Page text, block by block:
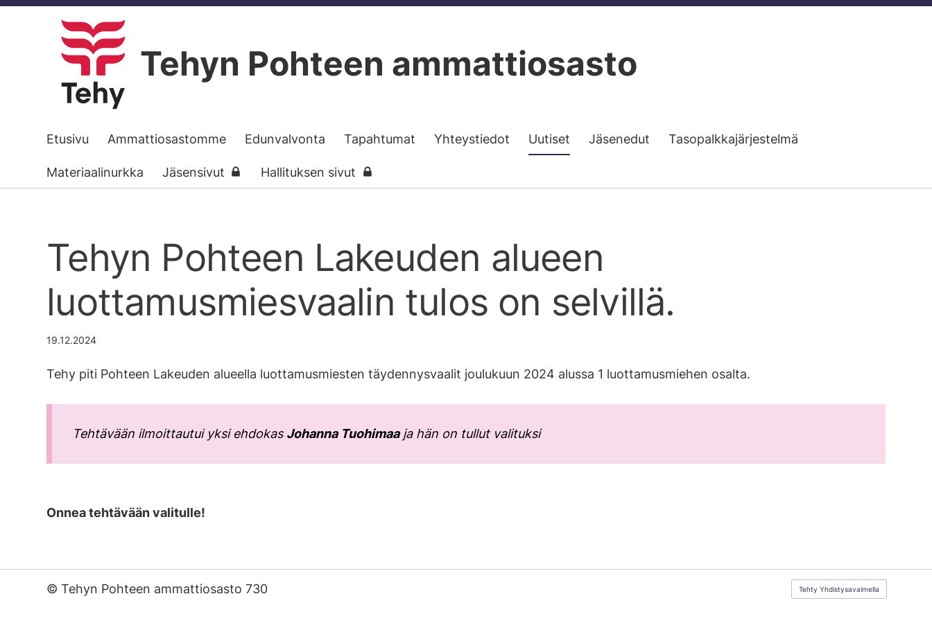
Tehyn Pohteen ammattiosasto
Etusivu Ammattiosastomme Edunvalvonta Tapahtumat Yhteystiedot Uutiset Jäsenedut Tasopalkkajärjestelmä
Materiaalinurkka Jäsensivut Hallituksen sivut
Tehyn Pohteen Lakeuden alueen
luottamusmiesvaalin tulos on selvillä.
19.12.2024
Tehy piti Pohteen Lakeuden alueella luottamusmiesten täydennysvaalit joulukuun 2024 alussa 1 luottamusmiehen osalta.
Tehtävään ilmoittautui yksi ehdokas Johanna Tuohimaaja hän on tullut valituksi
Onnea tehtävään valitulle!
©Tehyn Pohteen ammattiosasto 730 Tehty Yhdistysavaimella